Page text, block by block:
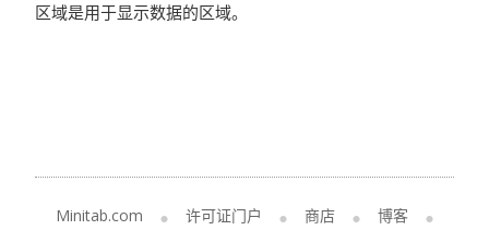
区域是用于显示数据的区域。
Minitab.com 许可证门户 商店
博客